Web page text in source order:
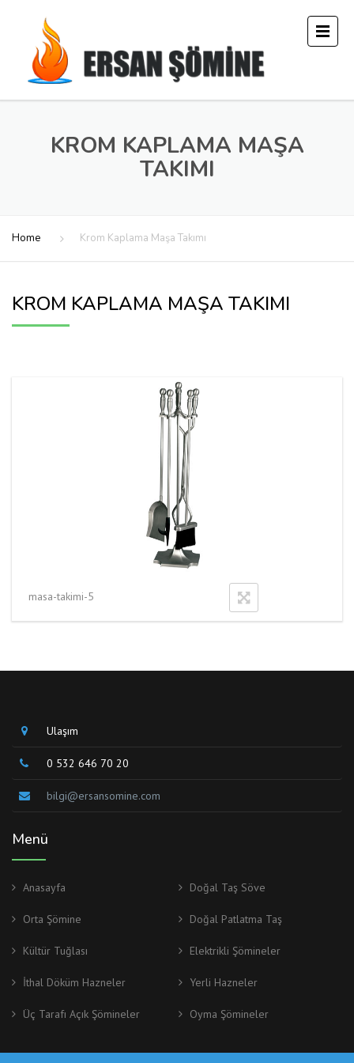
KROM KAPLAMA MAŞA
TAKIMI
Home Krom Kaplama Maşa Takımı
KROM KAPLAMA MAŞA TAKIMI
masa-takimi-5
Ulaşım
0 532 646 70 20
bilgi@ersansomine.com
Menü
Anasayfa Doğal Taş Söve
Orta Şömine Doğal Patlatma Taş
Kültür Tuğlası Elektrikli Şömineler
İthal Döküm Hazneler Yerli Hazneler
Üç Tarafı Açık Şömineler Oyma Şömineler